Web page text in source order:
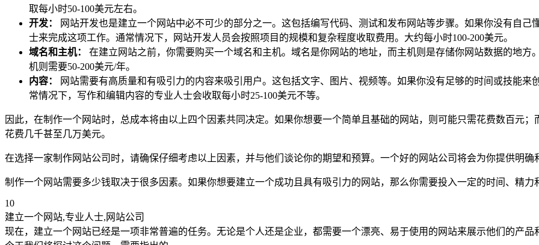
取每小时50-100美元左右。
开发：
网站开发也是建立一个网站中必不可少的部分之一。这包括编写代码、测试和发布网站等步骤。如果你没有自
士来完成这项工作。通常情况下，网站开发人员会按照项目的规模和复杂程度收取费用。大约每小时100-200美元。
域名和主机：
在建立网站之前，你需要购买一个域名和主机。域名是你网站的地址，而主机则是存储你网站数据的地方
机则需要50-200美元/年。
内容：
网站需要有高质量和有吸引力的内容来吸引用户。这包括文字、图片、视频等。如果你没有足够的时间或技能
常情况下，写作和编辑内容的专业人士会收取每小时25-100美元不等。
因此，在制作一个网站时，总成本将由以上四个因素共同决定。如果你想要一个简单且基础的网站，则可能只需花费数百元
花费几千甚至几万美元。
在选择一家制作网站公司时，请确保仔细考虑以上因素，并与他们谈论你的期望和预算。一个好的网站公司将会为你提供明
制作一个网站需要多少钱取决于很多因素。如果你想要建立一个成功且具有吸引力的网站，那么你需要投入一定的时间、精力
10
建立一个网站,专业人士,网站公司
现在，建立一个网站已经是一项非常普遍的任务。无论是个人还是企业，都需要一个漂亮、易于使用的网站来展示他们的产